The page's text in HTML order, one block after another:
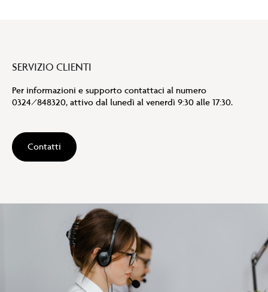
SERVIZIO CLIENTI
Per informazioni e supporto contattaci al numero
0324/848320, attivo dal lunedì al venerdì 9:30 alle 17:30.
Contatti